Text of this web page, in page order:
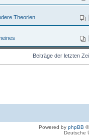
Theorien
Beiträge der letzten
Powered by phpBB
Deutsche